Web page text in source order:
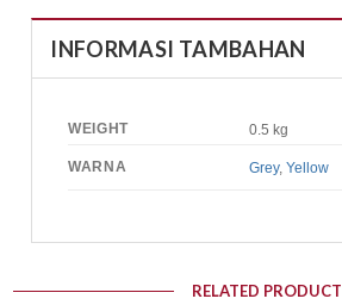
INFORMASI TAMBAHAN
WEIGHT 0.5 kg
WARNA Grey,Yellow
RELATED PRODUCT